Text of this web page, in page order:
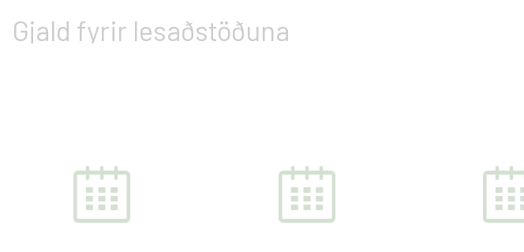
Gjald fyrir lesaðstöðuna